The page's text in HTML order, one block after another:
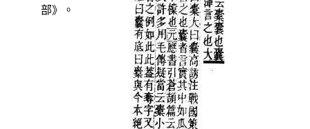
部》。